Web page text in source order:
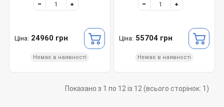
Ціна: 24960 грн
Немає в наявності
Ціна: 55704 грн
Немає в наявності
Показано з 1 по 12 із 12 (всього сторінок: 1)